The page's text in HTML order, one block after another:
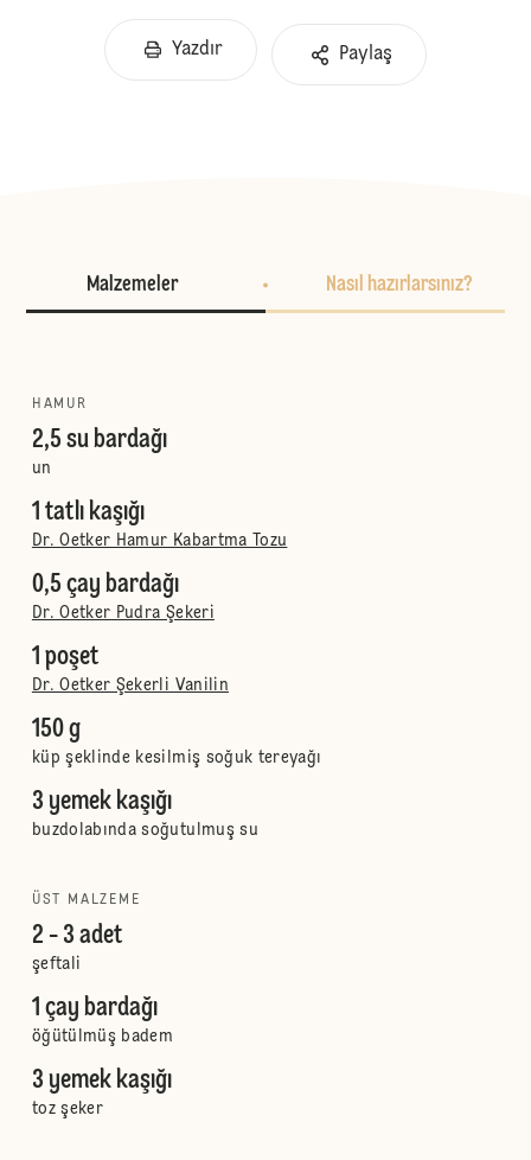
Yazdır Paylaş
Malzemeler Nasıl hazırlarsınız?
HAMUR
2,5 su bardağı
un
1 tatlı kaşığı
Dr. Oetker Hamur Kabartma Tozu
0,5 çay bardağı
Dr. Oetker Pudra Şekeri
1 poşet
Dr. Oetker Şekerli Vanilin
150 g
küp şeklinde kesilmiş soğuk tereyağı
3 yemek kaşığı
buzdolabında soğutulmuş su
ÜST MALZEME
2 - 3 adet
şeftali
1 çay bardağı
öğütülmüş badem
3 yemek kaşığı
toz şeker